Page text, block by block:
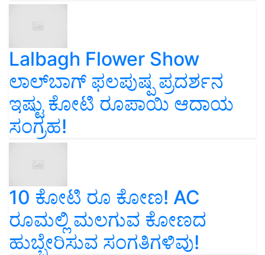
Lalbagh Flower Show
ಲಾಲ್‌ಬಾಗ್ ಫಲಪುಷ್ಪ ಪ್ರದರ್ಶನ
ಇಷ್ಟು ಕೋಟಿ ರೂಪಾಯಿ ಆದಾಯ
ಸಂಗ್ರಹ!
10 ಕೋಟಿ ರೂ ಕೋಣ! AC
ರೂಮಲ್ಲಿ ಮಲಗುವ ಕೋಣದ
ಹುಬ್ಬೇರಿಸುವ ಸಂಗತಿಗಳಿವು!